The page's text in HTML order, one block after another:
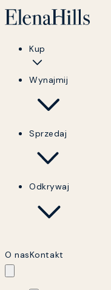
Kup
Wynajmij
Sprzedaj
Odkrywaj
O nasKontakt